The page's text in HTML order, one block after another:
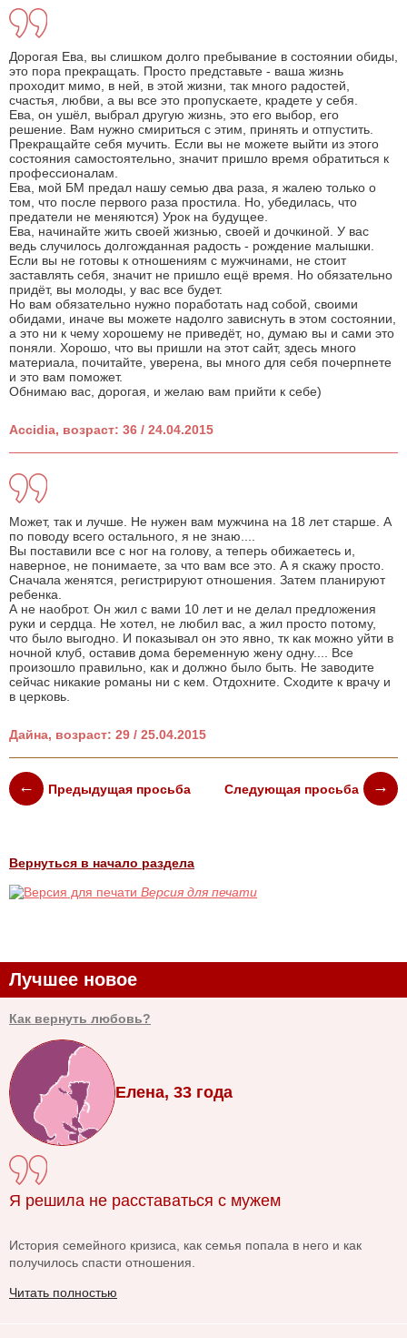
Дорогая Ева, вы слишком долго пребывание в состоянии обиды,
это пора прекращать. Просто представьте - ваша жизнь
проходит мимо, в ней, в этой жизни, так много радостей,
счастья, любви, а вы все это пропускаете, крадете у себя.
Ева, он ушёл, выбрал другую жизнь, это его выбор, его
решение. Вам нужно смириться с этим, принять и отпустить.
Прекращайте себя мучить. Если вы не можете выйти из этого
состояния самостоятельно, значит пришло время обратиться к
профессионалам.
Ева, мой БМ предал нашу семью два раза, я жалею только о
том, что после первого раза простила. Но, убедилась, что
предатели не меняются) Урок на будущее.
Ева, начинайте жить своей жизнью, своей и дочкиной. У вас
ведь случилось долгожданная радость - рождение малышки.
Если вы не готовы к отношениям с мужчинами, не стоит
заставлять себя, значит не пришло ещё время. Но обязательно
придёт, вы молоды, у вас все будет.
Но вам обязательно нужно поработать над собой, своими
обидами, иначе вы можете надолго зависнуть в этом состоянии,
а это ни к чему хорошему не приведёт, но, думаю вы и сами это
поняли. Хорошо, что вы пришли на этот сайт, здесь много
материала, почитайте, уверена, вы много для себя почерпнете
и это вам поможет.
Обнимаю вас, дорогая, и желаю вам прийти к себе)
Accidia, возраст: 36 / 24.04.2015
Может, так и лучше. Не нужен вам мужчина на 18 лет старше. А
по поводу всего остального, я не знаю....
Вы поставили все с ног на голову, а теперь обижаетесь и,
наверное, не понимаете, за что вам все это. А я скажу просто.
Сначала женятся, регистрируют отношения. Затем планируют
ребенка.
А не наоброт. Он жил с вами 10 лет и не делал предложения
руки и сердца. Не хотел, не любил вас, а жил просто потому,
что было выгодно. И показывал он это явно, тк как можно уйти в
ночной клуб, оставив дома беременную жену одну.... Все
произошло правильно, как и должно было быть. Не заводите
сейчас никакие романы ни с кем. Отдохните. Сходите к врачу и
в церковь.
Дайна, возраст: 29 / 25.04.2015
Предыдущая просьба Следующая просьба
Вернуться в начало раздела
Версия для печати
Лучшее новое
Как вернуть любовь?
Елена, 33 года
Я решила не расставаться с мужем
История семейного кризиса, как семья попала в него и как
получилось спасти отношения.
Читать полностью